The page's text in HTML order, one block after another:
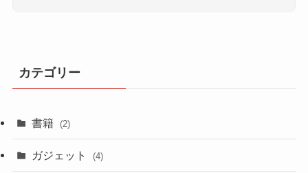
カテゴリー
書籍 (2)
ガジェット (4)